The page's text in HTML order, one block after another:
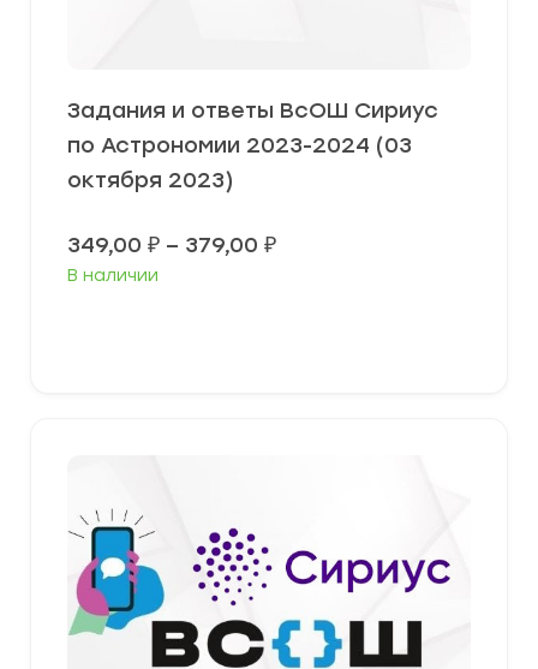
Задания и ответы ВсОШ Сириус
по Астрономии 2023-2024 (03
октября 2023)
349,00 ₽ – 379,00 ₽Диапазон
В наличии